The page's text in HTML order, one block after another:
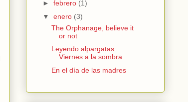
► febrero (1)
▼ enero (3)
The Orphanage, believe it
or not
Leyendo alpargatas:
Viernes a la sombra
En el día de las madres